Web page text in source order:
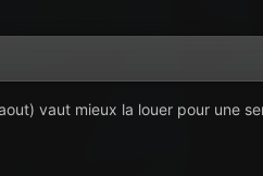
vaut mieux la louer pour une